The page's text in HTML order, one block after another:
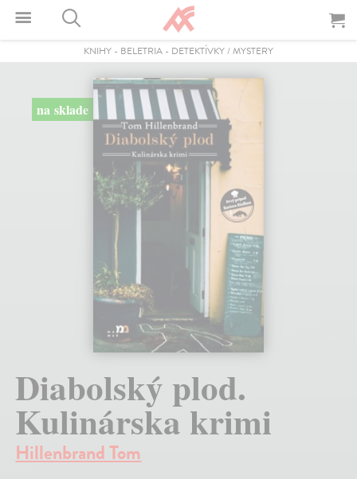
KNIHY - BELETRIA - DETEKTÍVKY / MYSTERY
na sklade
Diabolský plod.
Kulinárska krimi
Hillenbrand Tom